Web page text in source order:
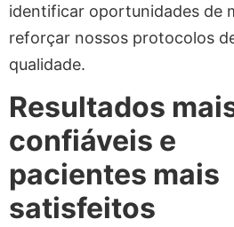
identificar oportunidades de
reforçar nossos protocolos
qualidade.
Resultados
confiáveis e
pacientes mais
satisfeitos